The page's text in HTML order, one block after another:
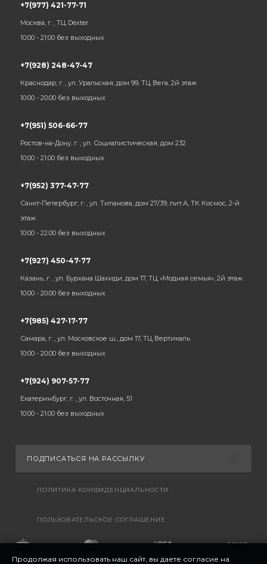
+7(977) 421-77-71
Москва, г. , ТЦ Dexter
10:00 - 21:00 без выходных
+7(928) 248-47-47
Краснодар, г. , ул. Уральская, дом 99, ТЦ Вега, 2й этаж
10:00 - 20:00 без выходных
+7(951) 506-66-77
Ростов-на-Дону, г. , ул. Социалистическая, дом 232
10:00 - 21:00 без выходных
+7(952) 377-47-77
Санкт-Петербург, г. , ул. Типанова, дом 27/39, лит.А, ТК Космос, 2-й
этаж
10:00 - 22:00 без выходных
+7(927) 450-47-77
Казань, г. , ул. Бурхана Шахиди, дом 17, ТЦ «Модная семья», 2й этаж
10:00 - 20:00 без выходных
+7(985) 427-17-77
Самара, г. , ул. Московское ш., дом 17, ТЦ Вертикаль
10:00 - 20:00 без выходных
+7(924) 907-57-77
Екатеринбург, г. , ул. Восточная, 51
10:00 - 21:00 без выходных
ПОДПИСАТЬСЯ НА РАССЫЛКУ
ПОЛИТИКА КОНФИДЕНЦИАЛЬНОСТИ
ПОЛЬЗОВАТЕЛЬСКОЕ СОГЛАШЕНИЕ
Продолжая использовать наш сайт, вы даете согласие на